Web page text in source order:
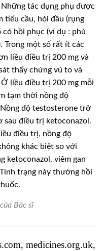
tác dụng phụ được
tiểu cầu, hói đầu (rụng
hồi phục (ví dụ : phù
Trong một số rất ít các
liều điều trị 200 mg và
thấy chứng vú to và
liều điều trị 200 mg mỗi
tạm thời nồng độ
độ testosterone trở
sau điều trị ketoconazol.
điều trị, nồng độ
khác biệt so với
ketoconazol, viêm gan
trạng này thường hồi
Bác sĩ
medicines.org.uk,